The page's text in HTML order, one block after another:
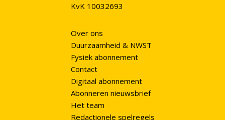
KvK 10032693
Over ons
Duurzaamheid & NWST
Fysiek abonnement
Contact
Digitaal abonnement
Abonneren nieuwsbrief
Het team
Redactionele spelregels